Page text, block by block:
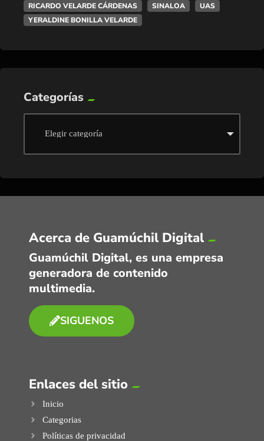
RICARDO VELARDE CÁRDENAS
SINALOA
UAS
YERALDINE BONILLA VELARDE
Categorías
Acerca de Guamúchil Digital
Guamúchil Digital, es una empresa
generadora de contenido
multimedia.
SIGUENOS
Enlaces del sitio
Inicio
Categorias
Políticas de privacidad